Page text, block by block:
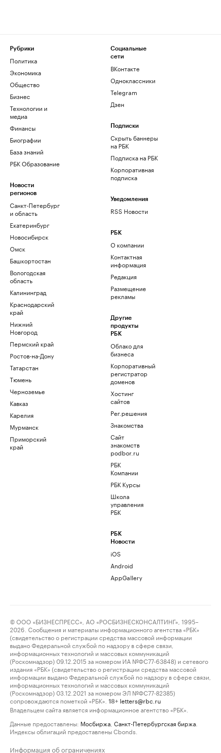
Рубрики
Политика
Экономика
Общество
Бизнес
Технологии и
медиа
Финансы
Биографии
База знаний
РБК Образование
Новости
регионов
Санкт-Петербург
и область
Екатеринбург
Новосибирск
Омск
Башкортостан
Вологодская
область
Калининград
Краснодарский
край
Нижний
Новгород
Пермский край
Ростов-на-Дону
Татарстан
Тюмень
Черноземье
Кавказ
Карелия
Мурманск
Приморский
край
Социальные
сети
ВКонтакте
Одноклассники
Telegram
Дзен
Подписки
Скрыть баннеры
на РБК
Подписка на РБК
Корпоративная
подписка
Уведомления
RSS Новости
РБК
О компании
Контактная
информация
Редакция
Размещение
рекламы
Другие
продукты
РБК
Облако для
бизнеса
Корпоративный
регистратор
доменов
Хостинг
сайтов
Рег.решения
Знакомства
Сайт
знакомств
podbor.ru
РБК
Компании
РБК Курсы
Школа
управления
РБК
РБК
Новости
iOS
Android
AppGallery
© ООО «БИЗНЕСПРЕСС», АО «РОСБИЗНЕСКОНСАЛТИНГ», 1995–
2026. Сообщения и материалы информационного агентства «РБК»
(свидетельство о регистрации средства массовой информации
выдано Федеральной службой по надзору в сфере связи,
информационных технологий и массовых коммуникаций
(Роскомнадзор) 09.12.2015 за номером ИА №ФС77-63848) и сетевого
издания «РБК» (свидетельство о регистрации средства массовой
информации выдано Федеральной службой по надзору в сфере связи,
информационных технологий и массовых коммуникаций
(Роскомнадзор) 03.12.2021 за номером ЭЛ №ФС77-82385)
сопровождаются пометкой «РБК».
18+ letters@rbc.ru
Владельцем сайта является информационное агентство «РБК».
Данные предоставлены: Мосбиржа Санкт-Петербургская биржа
Индексы облигаций предоставлены Cbonds.
Информация об ограничениях